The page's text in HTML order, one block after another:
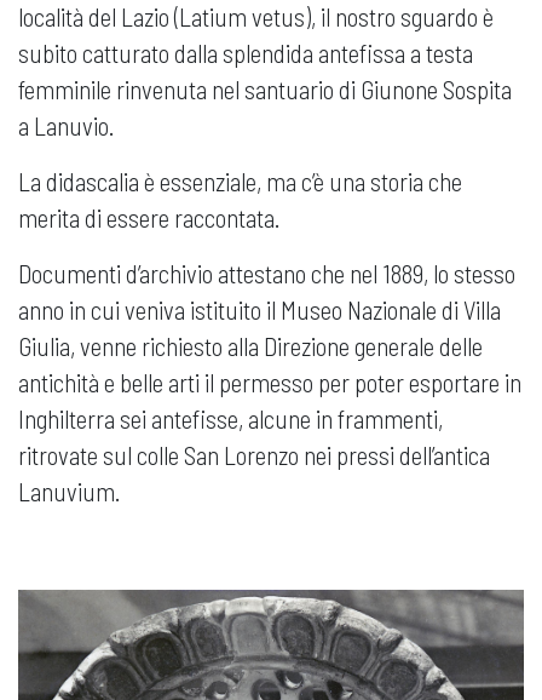
località del Lazio (Latium vetus), il nostro sguardo è
subito catturato dalla splendida antefissa a testa
femminile rinvenuta nel santuario di Giunone Sospita
a Lanuvio.
La didascalia è essenziale, ma c’è una storia che
merita di essere raccontata.
Documenti d’archivio attestano che nel 1889, lo stesso
anno in cui veniva istituito il Museo Nazionale di Villa
Giulia, venne richiesto alla Direzione generale delle
antichità e belle arti il permesso per poter esportare in
Inghilterra sei antefisse, alcune in frammenti,
ritrovate sul colle San Lorenzo nei pressi dell’antica
Lanuvium.